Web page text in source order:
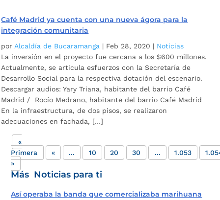
Café Madrid ya cuenta con una nueva ágora para la
integración comunitaria
por Alcaldía de Bucaramanga | Feb 28, 2020 | Noticias
La inversión en el proyecto fue cercana a los $600 millones.
Actualmente, se articula esfuerzos con la Secretaría de
Desarrollo Social para la respectiva dotación del escenario.
Descargar audios: Yary Triana, habitante del barrio Café
Madrid / Rocío Medrano, habitante del barrio Café Madrid
En la infraestructura, de dos pisos, se realizaron
adecuaciones en fachada, […]
«
Primera
« ... 10 20 30 ... 1.053
»
Más Noticias para ti
Así operaba la banda que comercializaba marihuana